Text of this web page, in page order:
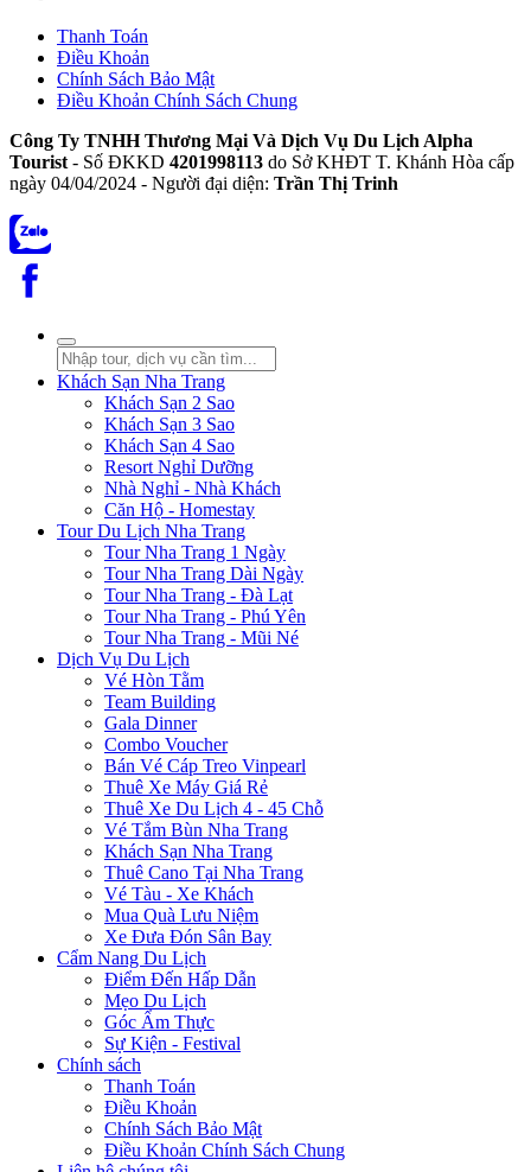
Thanh Toán
Điều Khoản
Chính Sách Bảo Mật
Điều Khoản Chính Sách Chung
Công Ty TNHH Thương Mại Và Dịch Vụ Du Lịch Alpha
Tourist - Số ĐKKD 4201998113 do Sở KHĐT T. Khánh Hòa cấp
ngày 04/04/2024 - Người đại diện: Trần Thị Trinh
Khách Sạn Nha Trang
Khách Sạn 2 Sao
Khách Sạn 3 Sao
Khách Sạn 4 Sao
Resort Nghỉ Dưỡng
Nhà Nghỉ - Nhà Khách
Căn Hộ - Homestay
Tour Du Lịch Nha Trang
Tour Nha Trang 1 Ngày
Tour Nha Trang Dài Ngày
Tour Nha Trang - Đà Lạt
Tour Nha Trang - Phú Yên
Tour Nha Trang - Mũi Né
Dịch Vụ Du Lịch
Vé Hòn Tằm
Team Building
Gala Dinner
Combo Voucher
Bán Vé Cáp Treo Vinpearl
Thuê Xe Máy Giá Rẻ
Thuê Xe Du Lịch 4 - 45 Chỗ
Vé Tắm Bùn Nha Trang
Khách Sạn Nha Trang
Thuê Cano Tại Nha Trang
Vé Tàu - Xe Khách
Mua Quà Lưu Niệm
Xe Đưa Đón Sân Bay
Cẩm Nang Du Lịch
Điểm Đến Hấp Dẫn
Mẹo Du Lịch
Góc Ẩm Thực
Sự Kiện - Festival
Chính sách
Thanh Toán
Điều Khoản
Chính Sách Bảo Mật
Điều Khoản Chính Sách Chung